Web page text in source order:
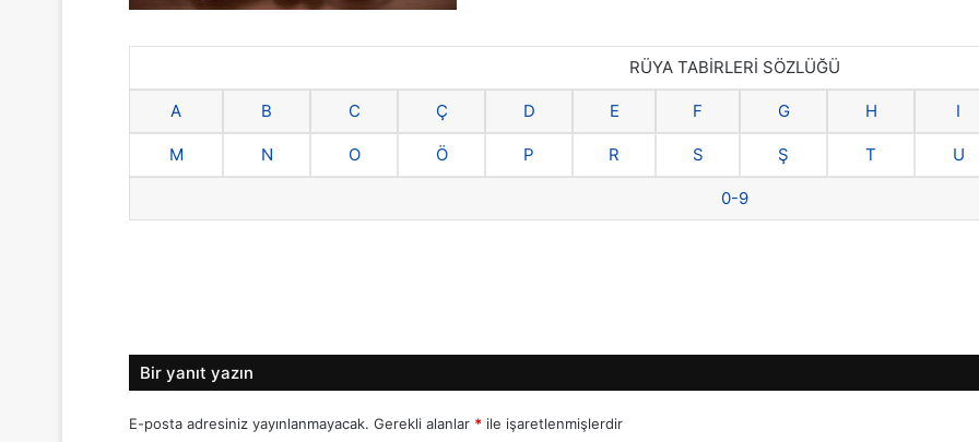
RÜYA TABİRLERİ SÖZLÜĞÜ
A B C Ç D E F G H I
M N O Ö P R S Ş T U
0-9
Bir yanıt yazın
E-posta adresiniz yayınlanmayacak. Gerekli alanlar * ile işaretlenmişlerdir